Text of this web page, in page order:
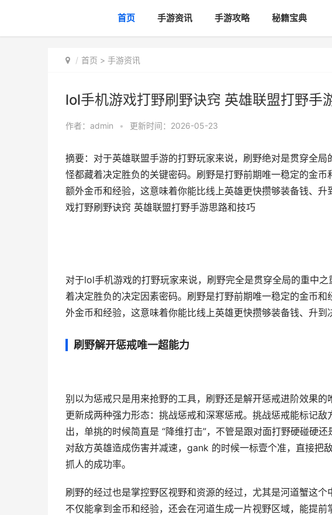
首页 手游资讯 手游攻略 秘籍宝典
首页 > 手游资讯
lol手机游戏打野刷野诀窍 英雄联盟打野手
作者： admin • 更新时间：2026-05-23
摘要：对于英雄联盟手游的打野玩家来说，刷野绝对是贯穿全
怪都藏着决定胜负的关键密码。刷野是打野前期唯一稳定的金
额外金币和经验，这意味着你能比线上英雄更快攒够装备钱、
戏打野刷野诀窍 英雄联盟打野手游思路和技巧
对于lol手机游戏的打野玩家来说，刷野完全是贯穿全局的重中
着决定胜负的决定因素密码。刷野是打野前期唯一稳定的金币
外金币和经验，这意味着你能比线上英雄更快攒够装备钱、升到
刷野解开惩戒唯一超能力
别以为惩戒只是用来抢野的工具，刷野还是解开惩戒进阶效果
更新成两种强力形态：挑战惩戒和深寒惩戒。挑战惩戒能标记
出，单挑的时候简直是 “降维打击”，不管是跟对面打野硬碰硬
对敌方英雄造成伤害并减速，gank 的时候一标壹个准，直接把
抓人的成功率。
刷野的经过也是掌控野区视野和资源的经过，尤其是河道蟹这个
不仅能拿到金币和经验，还会在河道生成一片视野区域，能提